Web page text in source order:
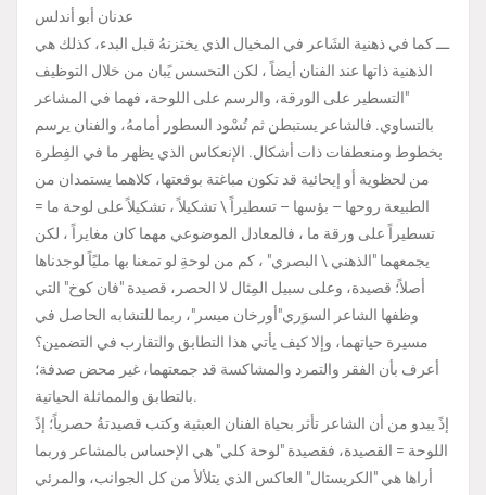
عدنان أبو أندلس
ـــ كما في ذهنية الشَاعر في المخيال الذي يختزنهُ قبل البدء، كذلك هي
الذهنية ذاتها عند الفنان أيضاً ، لكن التحسس يًبان من خلال التوظيف
"التسطير على الورقة، والرسم على اللوحة، فهما في المشاعر
بالتساوي. فالشاعر يستبطن ثم تُسْود السطور أمامهُ، والفنان يرسم
بخطوط ومنعطفات ذات أشكال. الإنعكاس الذي يظهر ما في الفِطرة
من لحظوية أو إيحائية قد تكون مباغتة بوقعتها، كلاهما يستمدان من
الطبيعة روحها – بؤسها – تسطيراً \ تشكيلاً ، تشكيلاً على لوحة ما =
تسطيراً على ورقة ما ، فالمعادل الموضوعي مهما كان مغايراً ، لكن
يجمعهما "الذهني \ البصري" ، كم من لوحةِ لو تمعنا بها مليًاً لوجدناها
أصلاً؛ قصيدة، وعلى سبيل المِثال لا الحصر، قصيدة "فان كوخ" التي
وظفها الشاعر السوَري"أورخان ميسر"، ربما للتشابه الحاصل في
مسيرة حياتهما، وإلا كيف يأتي هذا التطابق والتقارب في التضمين؟
أعرف بأن الفقر والتمرد والمشاكسة قد جمعتهما، غير محض صدفة؛
بالتطابق والمماثلة الحياتية.
إذً يبدو من أن الشاعر تأثر بحياة الفنان العبثية وكتب قصيدتةُ حصرياً؛ إذً
اللوحة = القصيدة، فقصيدة "لوحة كلي" هي الإحساس بالمشاعر وربما
أراها هي "الكريستال" العاكس الذي يتلألأ من كل الجوانب، والمرئي